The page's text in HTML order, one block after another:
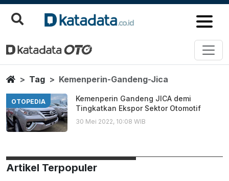
Kemenperin Gandeng Jica
Berita Terbaru
HomeTag Kemenperin-Gandeng-Jica
OTOPEDIA
Kemenperin Gandeng JICA demi
Tingkatkan Ekspor Sektor Otomotif
30 Mei 2022, 10:08 WIB
Artikel Terpopuler